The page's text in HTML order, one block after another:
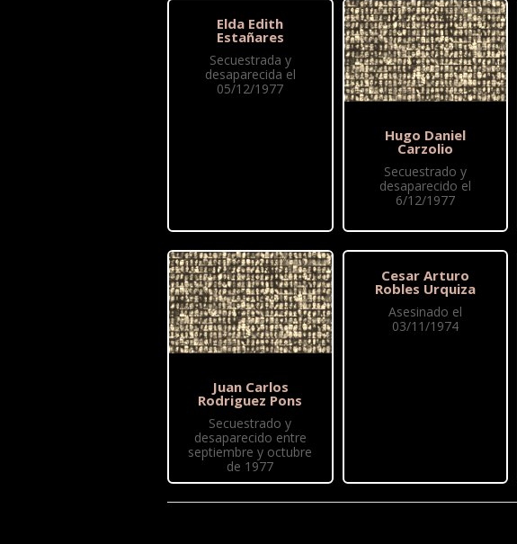
Elda Edith
Estañares
Secuestrada y
desaparecida el
05/12/1977
Juan Carlos
Rodriguez Pons
Secuestrado y
desaparecido entre
septiembre y octubre
de 1977
Hugo Daniel
Carzolio
Secuestrado y
desaparecido el
6/12/1977
Cesar Arturo
Robles Urquiza
Asesinado el
03/11/1974